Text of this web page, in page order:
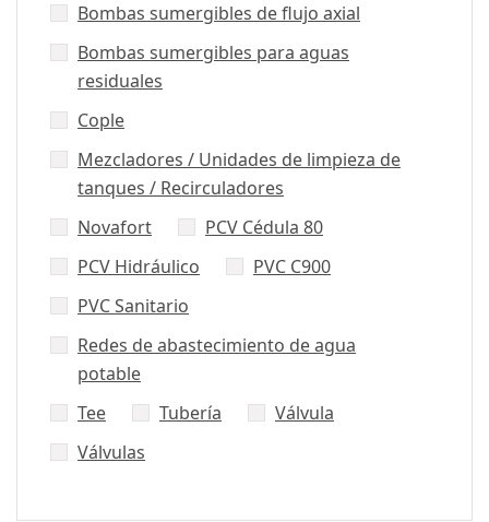
Bombas sumergibles de flujo axial
Bombas sumergibles para aguas
residuales
Cople
Mezcladores / Unidades de limpieza de
tanques / Recirculadores
Novafort
PCV Cédula 80
PCV Hidráulico
PVC C900
PVC Sanitario
Redes de abastecimiento de agua
potable
Tee
Tubería
Válvula
Válvulas